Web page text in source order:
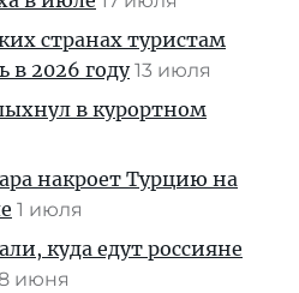
странах туристам
в 2026 году 13 июля
в курортном
накроет Турцию на
1 июля
куда едут россияне
июня